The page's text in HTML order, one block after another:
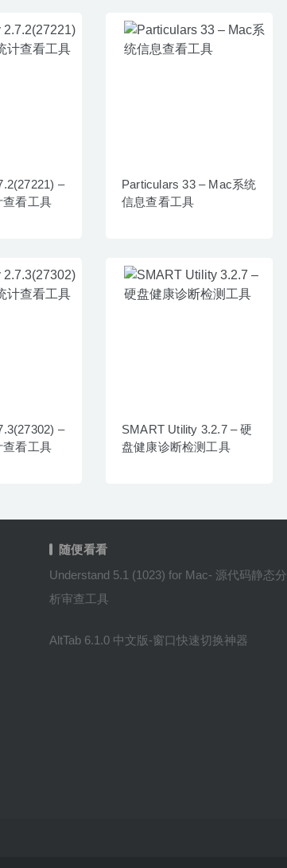
–
查看工具
Particulars 33 – Mac系统
信息查看工具
–
查看工具
SMART Utility 3.2.7 – 硬
盘健康诊断检测工具
随便看看
Understand 5.1 (1023) for Mac- 源代码静态分
析审查工具
AltTab 6.1.0 中文版-窗口快速切换神器